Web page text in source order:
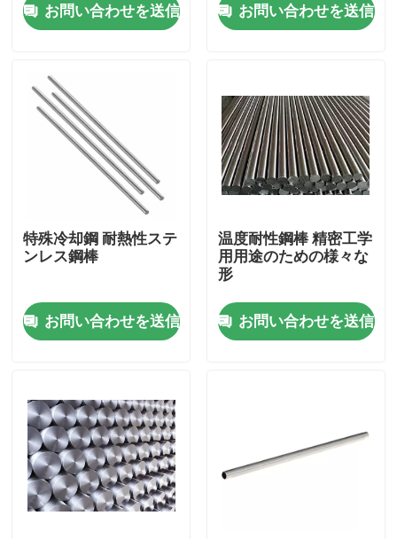
ホーム
企業情報
接触
ビデオ
ステンレス鋼の薄板金
ステンレス鋼 シートのコイル
ステンレス鋼の棒
お問い合わせを送信 お問い合わせを送信
特殊冷却鋼 耐熱性ステ
ンレス鋼棒
お問い合わせを送信
温度耐性鋼棒 精密工学
用用途のための様々な
形
お問い合わせを送信